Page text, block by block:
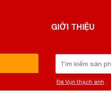
GIỚI THIỆU
kiếm:
Đá Vụn thạch anh